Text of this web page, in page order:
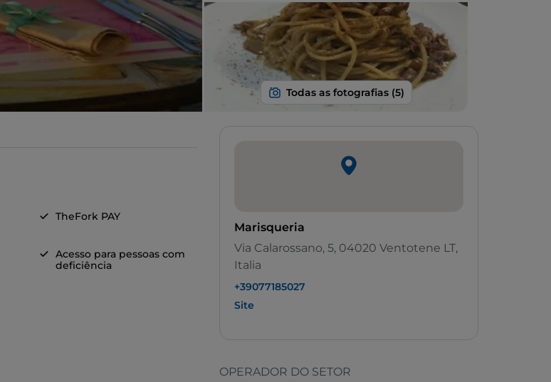
TheFork PAY
Acesso para pessoas com
deficiência
Marisqueria
Via Calarossano, 5, 04020 Ventotene LT,
Italia
+39077185027
Site
OPERADOR DO SETOR